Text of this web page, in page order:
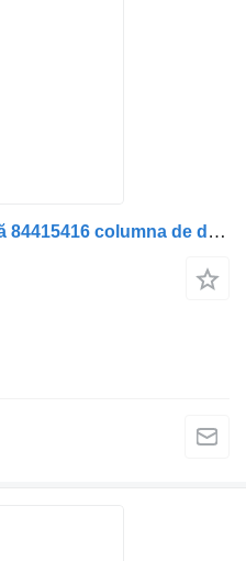
Coloană de direcție electrică 84415416 columna de dirección para Volvo 84415416 / 84415462 / 82631088 camión